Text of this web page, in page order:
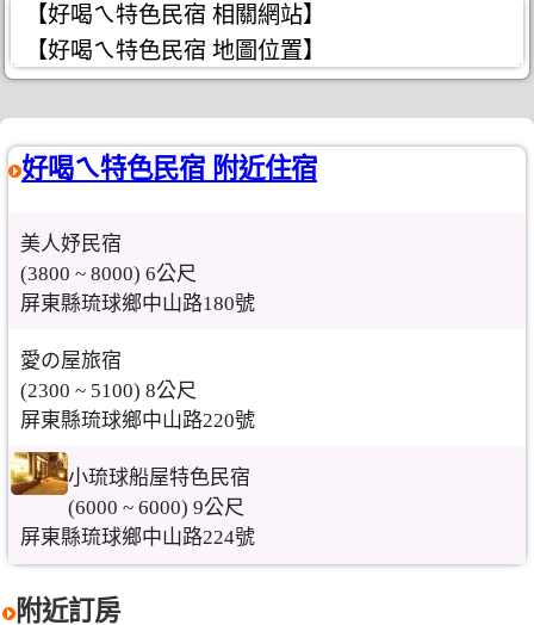
【好喝ㄟ特色民宿 相關網站】
【好喝ㄟ特色民宿 地圖位置】
好喝ㄟ特色民宿 附近住宿
美人妤民宿
(3800 ~ 8000) 6公尺
屏東縣琉球鄉中山路180號
愛の屋旅宿
(2300 ~ 5100) 8公尺
屏東縣琉球鄉中山路220號
小琉球船屋特色民宿
(6000 ~ 6000) 9公尺
屏東縣琉球鄉中山路224號
附近訂房